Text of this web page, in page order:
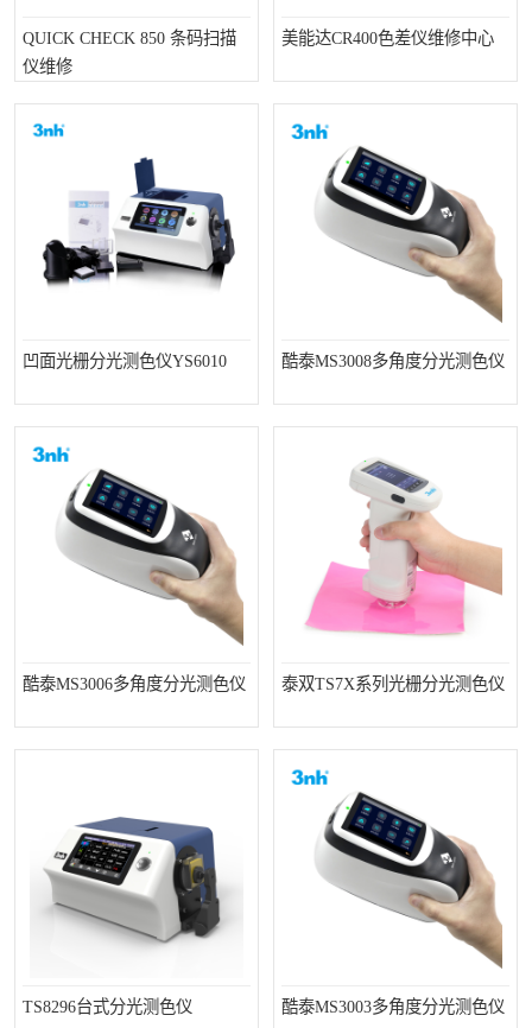
QUICK CHECK 850 条码扫描
仪维修
美能达CR400色差仪维修中心
凹面光栅分光测色仪YS6010 酷泰MS3008多角度分光测色仪
酷泰MS3006多角度分光测色仪 泰双TS7X系列光栅分光测色仪
TS8296台式分光测色仪 酷泰MS3003多角度分光测色仪